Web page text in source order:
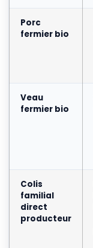
Porc
fermier bio
Veau
fermier bio
Colis
familial
direct
producteur